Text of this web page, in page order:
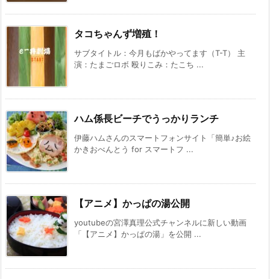
タコちゃんず増殖！
サブタイトル：今月もばかやってます（T-T） 主
演：たまごロボ 殴りこみ：たこち ...
ハム係長ビーチでうっかりランチ
伊藤ハムさんのスマートフォンサイト「簡単♪お絵
かきおべんとう for スマートフ ...
【アニメ】かっぱの湯公開
youtubeの宮澤真理公式チャンネルに新しい動画
「【アニメ】かっぱの湯」を公開 ...